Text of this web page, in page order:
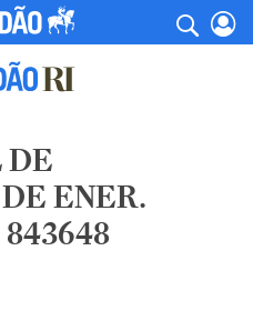
DE
ENER.